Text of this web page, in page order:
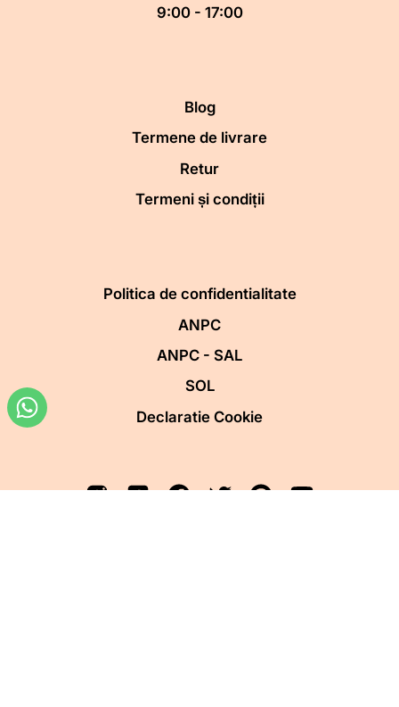
9:00 - 17:00
Blog
Termene de livrare
Retur
Termeni și condiții
Politica de confidentialitate
ANPC
ANPC - SAL
SOL
Declaratie Cookie